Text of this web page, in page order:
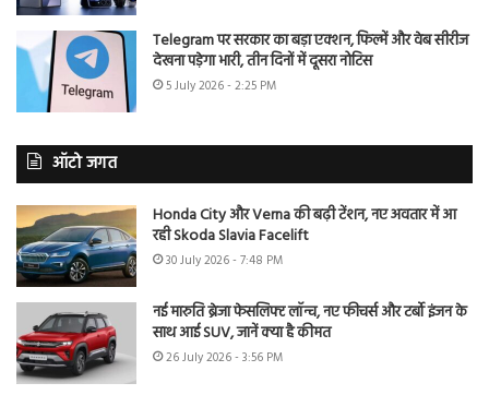
Telegram पर सरकार का बड़ा एक्शन, फिल्में और वेब सीरीज
देखना पड़ेगा भारी, तीन दिनों में दूसरा नोटिस
5 July 2026 - 2:25 PM
ऑटो जगत
Honda City और Verna की बढ़ी टेंशन, नए अवतार में आ
रही Skoda Slavia Facelift
30 July 2026 - 7:48 PM
नई मारुति ब्रेजा फेसलिफ्ट लॉन्च, नए फीचर्स और टर्बो इंजन के
साथ आई SUV, जानें क्या है कीमत
26 July 2026 - 3:56 PM